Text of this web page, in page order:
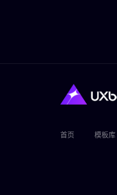
首页 模板库